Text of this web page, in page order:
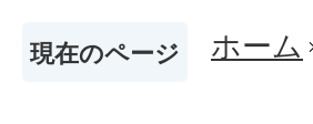
現在のページ ホーム